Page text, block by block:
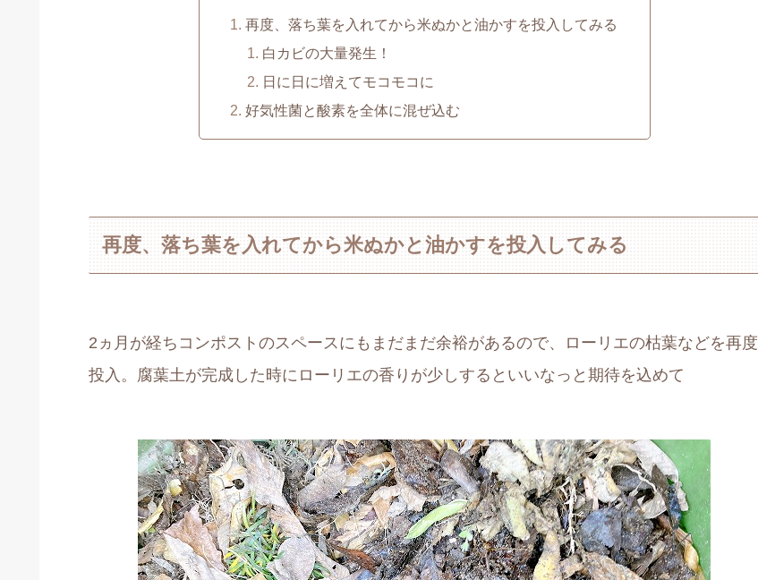
再度、落ち葉を入れてから米ぬかと油かすを投入してみる
白カビの大量発生！
日に日に増えてモコモコに
好気性菌と酸素を全体に混ぜ込む
再度、落ち葉を入れてから米ぬかと油かすを投入してみる
2ヵ月が経ちコンポストのスペースにもまだまだ余裕があるので、ローリエの枯葉などを再度
投入。腐葉土が完成した時にローリエの香りが少しするといいなっと期待を込めて